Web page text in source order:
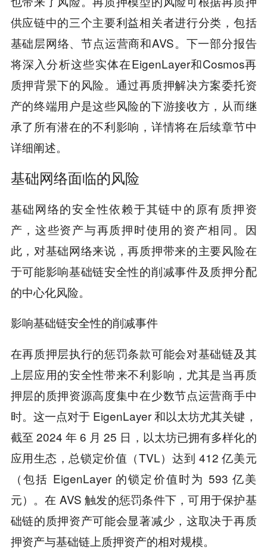
供应链中的三个主要利益相关者进行分类，包括
基础层网络、节点运营商和AVS。下一部分报告
将深入分析这些实体在EigenLayer和Cosmos再
质押背景下的风险。通过再质押解决方案委托资
产的终端用户是这些风险的下游接收方，从而继
承了所有潜在的不利影响，详情将在后续章节中
详细阐述。
基础网络面临的风险
基础网络的安全性依赖于其链中的原有质押资
产，这些资产与再质押时使用的资产相同。因
此，对基础网络来说，再质押带来的主要风险在
于可能影响基础链安全性的削减事件及质押分配
的中心化风险。
影响基础链安全性的削减事件
在再质押层执行的惩罚条款可能会对基础链及其
上层应用的安全性带来不利影响，尤其是当再质
押层的质押资源高度集中在少数节点运营商手中
时。这一点对于 EigenLayer 和以太坊尤其关键，
截至 2024 年 6 月 25 日，以太坊已拥有多样化的
应用生态，总锁定价值（TVL）达到 412 亿美元
（包括 EigenLayer 的锁定价值时为 593 亿美
元）。在 AVS 触发的惩罚条件下，可用于保护基
础链的质押资产可能会显著减少，这取决于再质
押资产与基础链上质押资产的相对规模。